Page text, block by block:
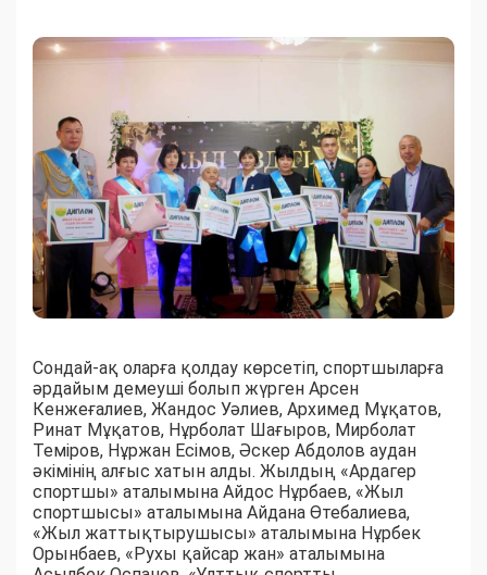
Сондай-ақ оларға қолдау көрсетіп, спортшыларға
әрдайым демеуші болып жүрген Арсен
Кенжеғалиев, Жандос Уәлиев, Архимед Мұқатов,
Ринат Мұқатов, Нұрболат Шағыров, Мирболат
Теміров, Нұржан Есімов, Әскер Абдолов аудан
әкімінің алғыс хатын алды. Жылдың «Ардагер
спортшы» аталымына Айдос Нұрбаев, «Жыл
спортшысы» аталымына Айдана Өтебалиева,
«Жыл жаттықтырушысы» аталымына Нұрбек
Орынбаев, «Рухы қайсар жан» аталымына